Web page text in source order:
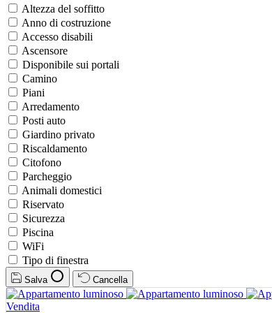
Altezza del soffitto
Anno di costruzione
Accesso disabili
Ascensore
Disponibile sui portali
Camino
Piani
Arredamento
Posti auto
Giardino privato
Riscaldamento
Citofono
Parcheggio
Animali domestici
Riservato
Sicurezza
Piscina
WiFi
Tipo di finestra
Salva Cancella
Vendita